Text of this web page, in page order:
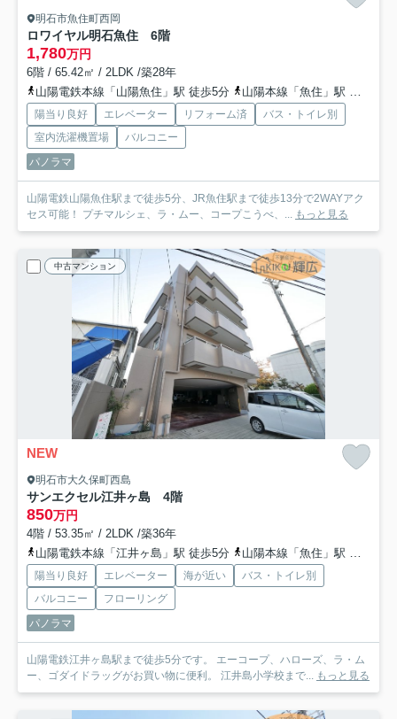
明石市魚住町西岡
ロワイヤル明石魚住 6階
1,780万円
6階 / 65.42㎡ / 2LDK /築28年
山陽電鉄本線「山陽魚住」駅 徒歩5分
山陽本線「魚住」駅 徒歩13分
陽当り良好 エレベーター リフォーム済
バス・トイレ別
室内洗濯機置場
バルコニー
パノラマ
山陽電鉄山陽魚住駅まで徒歩5分、JR魚住駅まで徒歩13分で2WAYアク
セス可能！ プチマルシェ、ラ・ムー、コープこうべ、...
もっと見る
中古マンション
NEW
明石市大久保町西島
サンエクセル江井ヶ島 4階
850万円
4階 / 53.35㎡ / 2LDK /築36年
山陽電鉄本線「江井ヶ島」駅 徒歩5分
山陽本線「魚住」駅 徒歩33分
陽当り良好 エレベーター 海が近い
バス・トイレ別
バルコニー
フローリング
パノラマ
山陽電鉄江井ヶ島駅まで徒歩5分です。 エーコープ、ハローズ、ラ・ム
ー、ゴダイドラッグがお買い物に便利。 江井島小学校まで...
もっと見る